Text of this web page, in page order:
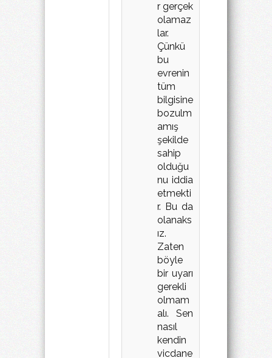
r gerçek
olamaz
lar.
Çünkü
bu
evrenin
tüm
bilgisine
bozulm
amış
şekilde
sahip
olduğu
nu iddia
etmekti
r. Bu da
olanaks
ız.
Zaten
böyle
bir uyarı
gerekli
olmam
alı. Sen
nasıl
kendin
vicdane